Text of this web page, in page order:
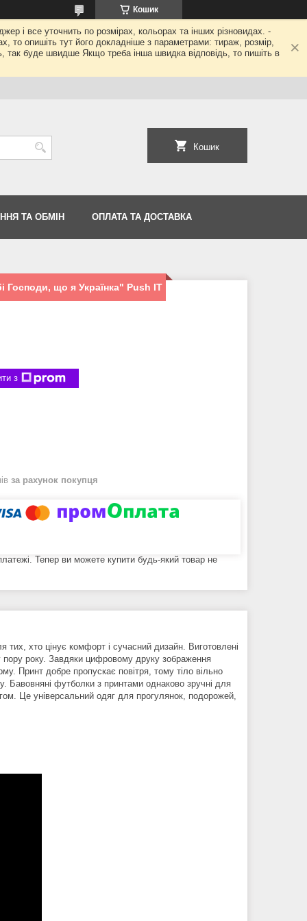
Кошик
і все уточнить по розмірах, кольорах та інших різновидах. -
то опишіть тут його докладніше з параметрами: тираж, розмір,
буде швидше Якщо треба інша швидка відповідь, то пишіть в
Кошик
ТА ОБМІН ОПЛАТА ТА ДОСТАВКА
Господи, що я Українка" Push IT
з
за рахунок покупця
Тепер ви можете купити будь-який товар не
тих, хто цінує комфорт і сучасний дизайн. Виготовлені
пору року. Завдяки цифровому друку зображення
Принт добре пропускає повітря, тому тіло вільно
Бавовняні футболки з принтами однаково зручні для
Це універсальний одяг для прогулянок, подорожей,